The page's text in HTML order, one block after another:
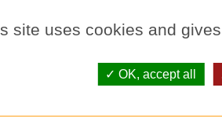
xəritəsi
site uses cookies and
OK, accept all